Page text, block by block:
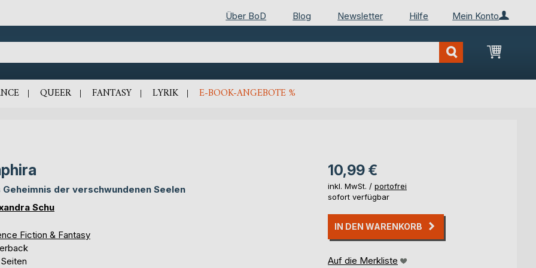
Mein Konto
Über BoD Blog Newsletter Hilfe
Mein
QUEER FANTASY LYRIK E-BOOK-ANGEBOTE %
Geheimnis der verschwundenen Seelen
Schu
Fiction & Fantasy
10,99 €
inkl. MwSt. / portofrei
sofort verfügbar
IN DEN WARENKORB
Auf die Merkliste